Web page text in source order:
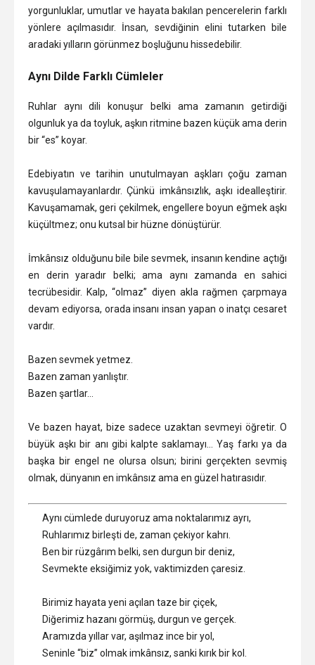
yorgunluklar, umutlar ve hayata bakılan pencerelerin farklı
yönlere açılmasıdır. İnsan, sevdiğinin elini tutarken bile
aradaki yılların görünmez boşluğunu hissedebilir.
Aynı Dilde Farklı Cümleler
Ruhlar aynı dili konuşur belki ama zamanın getirdiği
olgunluk ya da toyluk, aşkın ritmine bazen küçük ama derin
bir “es” koyar.
Edebiyatın ve tarihin unutulmayan aşkları çoğu zaman
kavuşulamayanlardır. Çünkü imkânsızlık, aşkı idealleştirir.
Kavuşamamak, geri çekilmek, engellere boyun eğmek aşkı
küçültmez; onu kutsal bir hüzne dönüştürür.
İmkânsız olduğunu bile bile sevmek, insanın kendine açtığı
en derin yaradır belki; ama aynı zamanda en sahici
tecrübesidir. Kalp, “olmaz” diyen akla rağmen çarpmaya
devam ediyorsa, orada insanı insan yapan o inatçı cesaret
vardır.
Bazen sevmek yetmez.
Bazen zaman yanlıştır.
Bazen şartlar…
Ve bazen hayat, bize sadece uzaktan sevmeyi öğretir. O
büyük aşkı bir anı gibi kalpte saklamayı… Yaş farkı ya da
başka bir engel ne olursa olsun; birini gerçekten sevmiş
olmak, dünyanın en imkânsız ama en güzel hatırasıdır.
Aynı cümlede duruyoruz ama noktalarımız ayrı,
Ruhlarımız birleşti de, zaman çekiyor kahrı.
Ben bir rüzgârım belki, sen durgun bir deniz,
Sevmekte eksiğimiz yok, vaktimizden çaresiz.
Birimiz hayata yeni açılan taze bir çiçek,
Diğerimiz hazanı görmüş, durgun ve gerçek.
Aramızda yıllar var, aşılmaz ince bir yol,
Seninle “biz” olmak imkânsız, sanki kırık bir kol.